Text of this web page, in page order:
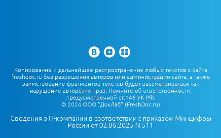
Копирование и дальнейшее распространение любых текстов с сайта
freshdoc.ru без разрешения авторов или администрации сайта, а также
заимствование фрагментов текстов будет рассматриваться как
нарушение авторских прав. Помните об ответственности,
предусмотренной ст.146 УК РФ.
© 2024 ООО "ДокЛаб" (FreshDoc.ru)
Сведения о IT-компании в соответствии с приказом Минцифры
России от 02.06.2025 N 511